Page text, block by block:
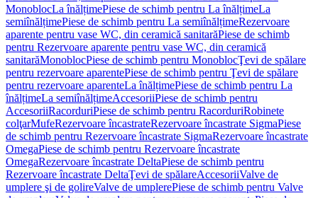
MonoblocLa înălțimePiese de schimb pentru La înălțimeLa
semiînălțimePiese de schimb pentru La semiînălțimeRezervoare
aparente pentru vase WC, din ceramică sanitarăPiese de schimb
pentru Rezervoare aparente pentru vase WC, din ceramică
sanitarăMonoblocPiese de schimb pentru MonoblocŢevi de spălare
pentru rezervoare aparentePiese de schimb pentru Ţevi de spălare
pentru rezervoare aparenteLa înălțimePiese de schimb pentru La
înălțimeLa semiînălțimeAccesoriiPiese de schimb pentru
AccesoriiRacorduriPiese de schimb pentru RacorduriRobinete
colţarMufeRezervoare încastrateRezervoare încastrate SigmaPiese
de schimb pentru Rezervoare încastrate SigmaRezervoare încastrate
OmegaPiese de schimb pentru Rezervoare încastrate
OmegaRezervoare încastrate DeltaPiese de schimb pentru
Rezervoare încastrate DeltaŢevi de spălareAccesoriiValve de
umplere şi de golireValve de umplerePiese de schimb pentru Valve